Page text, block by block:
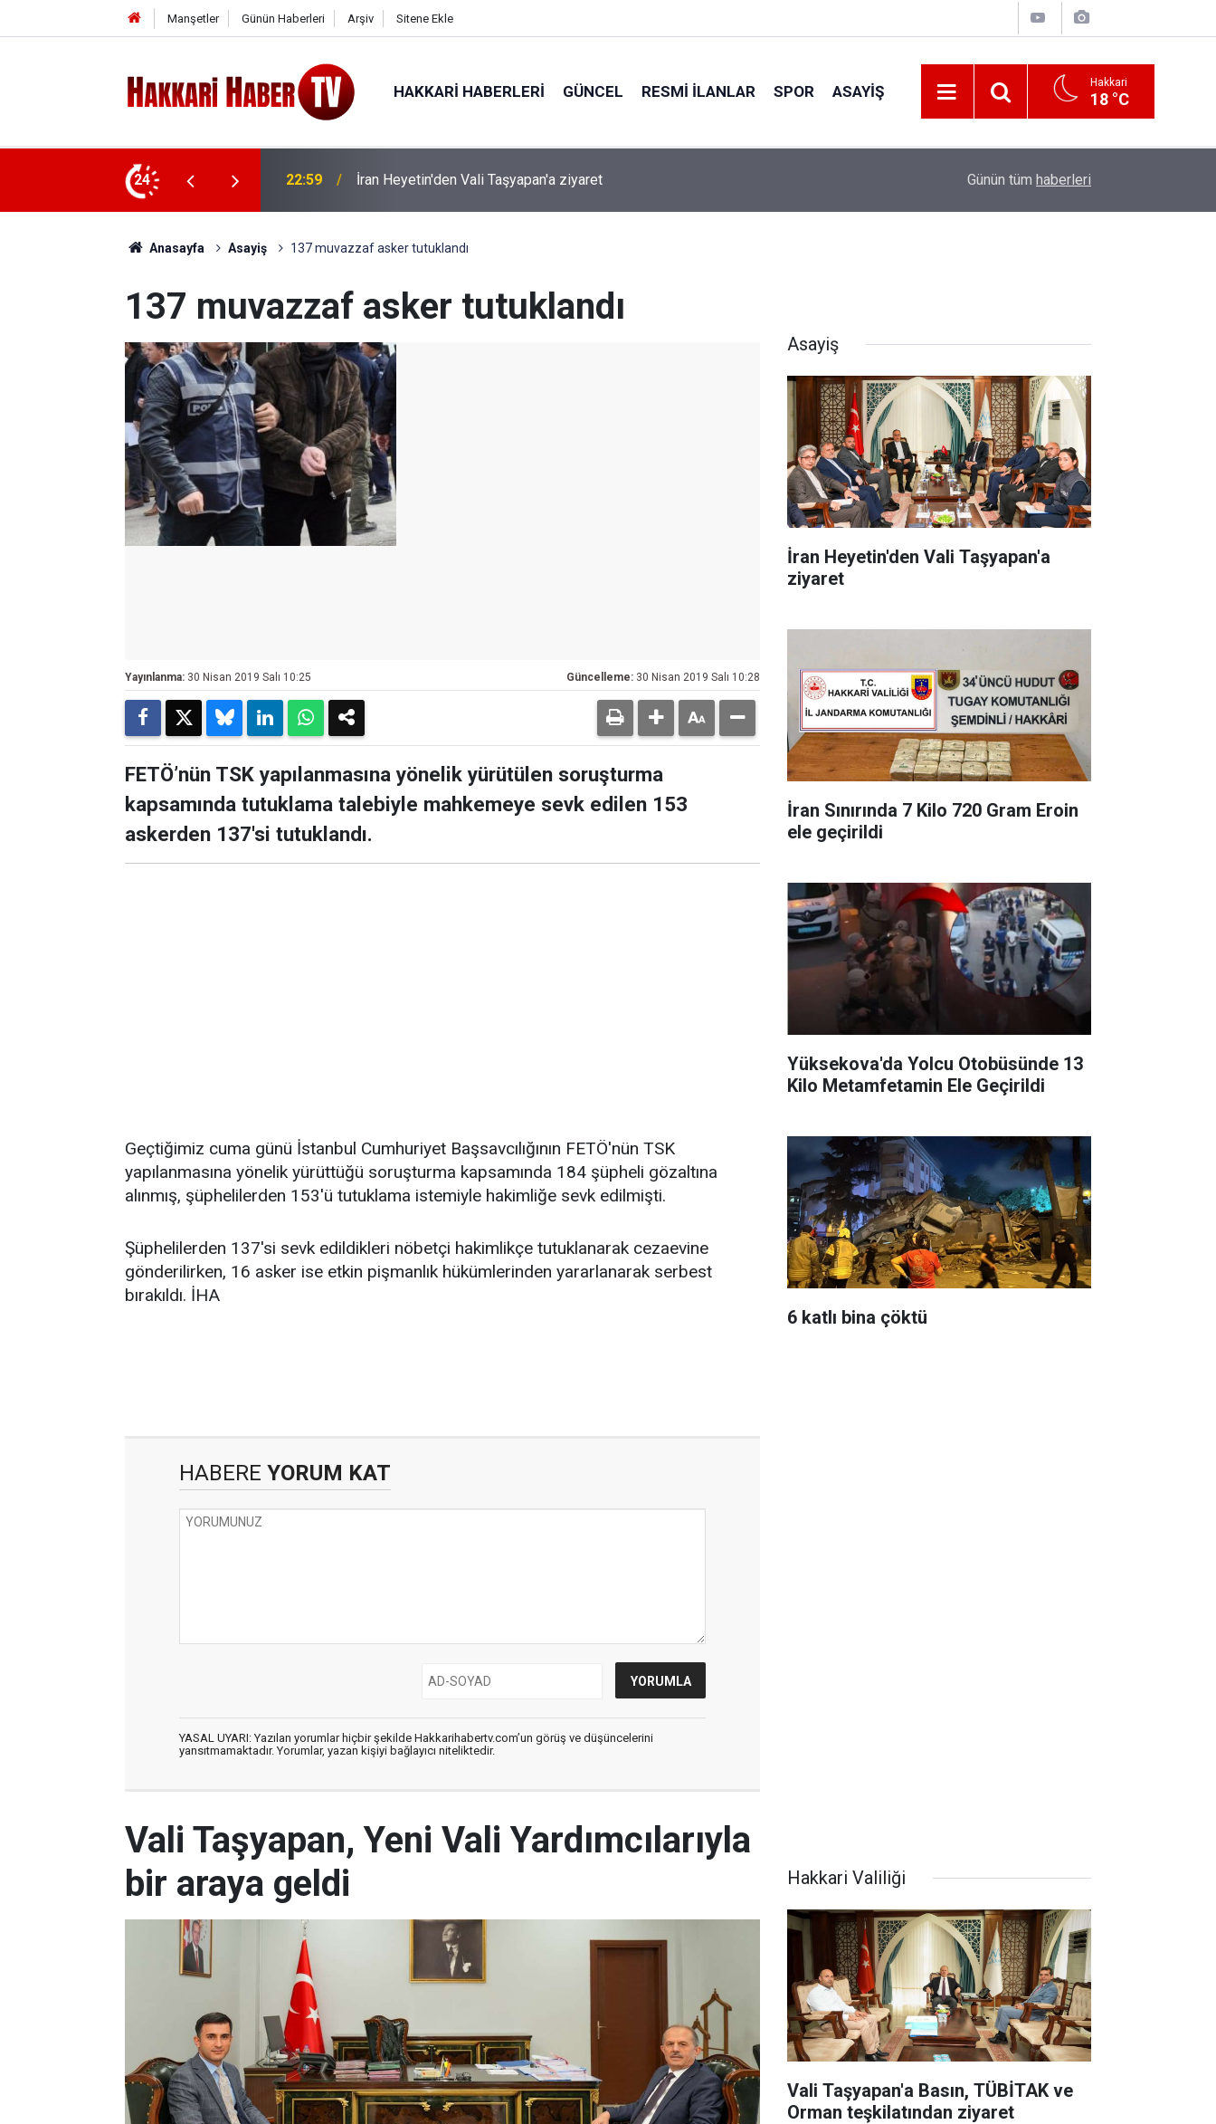
Manşetler Günün Haberleri Arşiv Sitene Ekle
HAKKARI HABERLERI GÜNCEL RESMI İLANLAR SPOR ASAYIŞ Hakkari
18 °C
24 22:53 İran Sınırında 7 Kilo 720 Gram Eroin ele geçirildi Kanat kalbine yenik düştü
Günün tüm haberleri
Anasayfa Asayiş 137 muvazzaf asker tutuklandı
137 muvazzaf asker tutuklandı
Yayınlanma: 30 Nisan 2019 Salı 10:25 Güncelleme: 30 Nisan 2019 Salı 10:28
FETÖ’nün TSK yapılanmasına yönelik yürütülen soruşturma
kapsamında tutuklama talebiyle mahkemeye sevk edilen 153
askerden 137'si tutuklandı.
Geçtiğimiz cuma günü İstanbul Cumhuriyet Başsavcılığının FETÖ'nün TSK
yapılanmasına yönelik yürüttüğü soruşturma kapsamında 184 şüpheli gözaltına
alınmış, şüphelilerden 153'ü tutuklama istemiyle hakimliğe sevk edilmişti.
Şüphelilerden 137'si sevk edildikleri nöbetçi hakimlikçe tutuklanarak cezaevine
gönderilirken, 16 asker ise etkin pişmanlık hükümlerinden yararlanarak serbest
bırakıldı. İHA
HABERE YORUM KAT
YASAL UYARI: Yazılan yorumlar hiçbir şekilde Hakkarihabertv.com’un görüş ve düşüncelerini
yansıtmamaktadır. Yorumlar, yazan kişiyi bağlayıcı niteliktedir.
Asayiş
İran Heyetin'den Vali Taşyapan'a
ziyaret
İran Sınırında 7 Kilo 720 Gram Eroin
ele geçirildi
Yüksekova'da Yolcu Otobüsünde 13
Kilo Metamfetamin Ele Geçirildi
6 katlı bina çöktü
Vali Taşyapan, Yeni Vali Yardımcılarıyla
bir araya geldi
Hakkari Valiliği
Vali Taşyapan'a Basın, TÜBİTAK ve
Orman teşkilatından ziyaret